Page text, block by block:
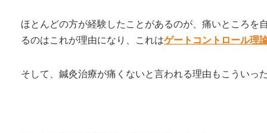
ほとんどの方が経験したことがあるのが、痛いところを
るのはこれが理由になり、これはゲートコントロール理
そして、鍼灸治療が痛くないと言われる理由もこういっ